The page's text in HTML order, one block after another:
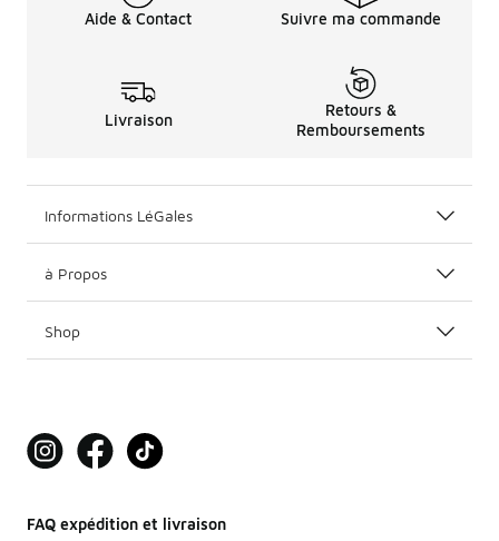
Aide & Contact Suivre ma commande
Livraison
Retours &
Remboursements
Informations LéGales
à Propos
Shop
FAQ expédition et livraison